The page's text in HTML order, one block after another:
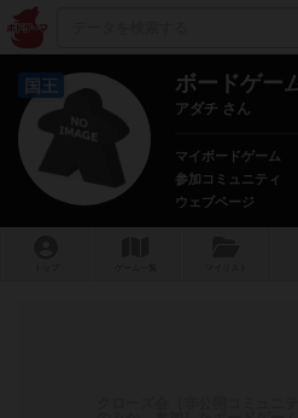
国王 ボードゲー
アダチ さん
マイボードゲーム
参加コミュニティ
ウェブページ